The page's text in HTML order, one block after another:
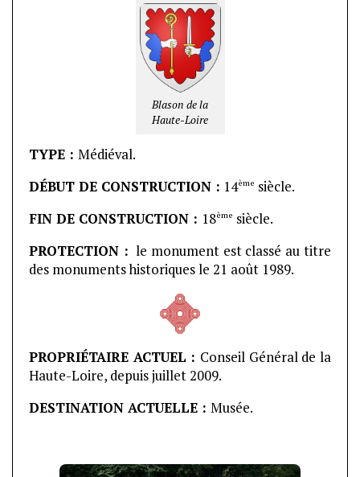
Blason de la
Haute-Loire
TYPE :Médiéval.
DÉBUT DE CONSTRUCTION : 14ème siècle.
FIN DE CONSTRUCTION : 18ème siècle.
PROTECTION : le monument est classé au titre
des monuments historiques le 21 août 1989.
PROPRIÉTAIRE ACTUEL : Conseil Général de la
Haute-Loire, depuis juillet 2009.
DESTINATION ACTUELLE :Musée.